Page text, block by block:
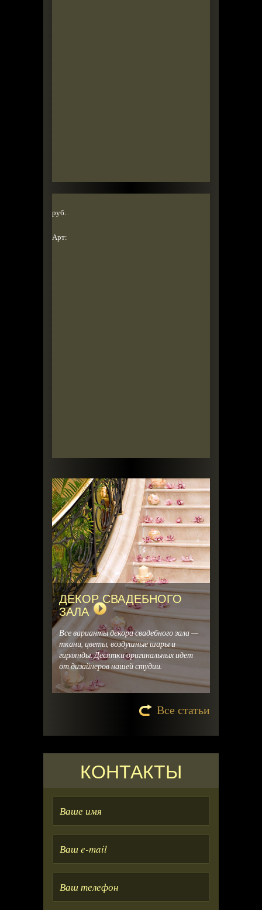
руб.
Арт:
ДЕКОР СВАДЕБНОГО
ЗАЛА
Все варианты декора свадебного зала —
ткани, цветы, воздушные шары и
гирлянды. Десятки оригинальных идет
от дизайнеров нашей студии.
Все статьи
КОНТАКТЫ
имя
mail
телефон